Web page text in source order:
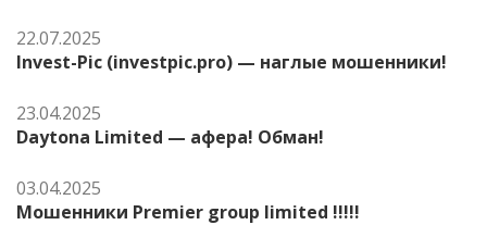
22.07.2025
Invest-Pic (investpic.pro) — наглые мошенники!
23.04.2025
Daytona Limited — афера! Обман!
03.04.2025
Мошенники Premier group limited !!!!!